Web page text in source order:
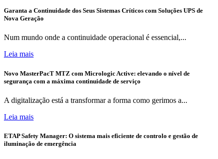
Garanta a Continuidade dos Seus Sistemas Críticos com Soluções UPS de
Nova Geração
Num mundo onde a continuidade operacional é essencial,...
Leia mais
Novo MasterPacT MTZ com Micrologic Active: elevando o nível de
segurança com a máxima continuidade de serviço
A digitalização está a transformar a forma como gerimos a...
Leia mais
ETAP Safety Manager: O sistema mais eficiente de controlo e gestão de
iluminação de emergência